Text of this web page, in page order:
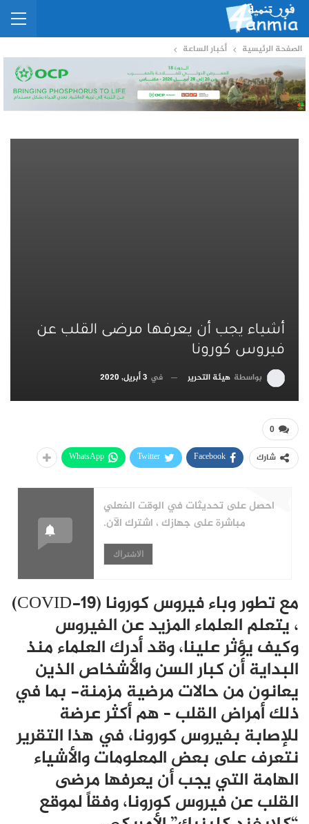
الصفحة الرئيسية أخبار الساعة
أشياء يجب أن يعرفها مرضى القلب عن
فيروس كورونا
بواسطة هيئة التحرير في 3 أبريل, 2020
0
شارك Facebook
Twitter
WhatsApp
احصل على تحديثات في الوقت الفعلي
مباشرة على جهازك ، اشترك الآن.
الاشتراك
مع تطور وباء فيروس كورونا (COVID-19)
، يتعلم العلماء المزيد عن الفيروس
وكيف يؤثر علينا، وقد أدرك العلماء منذ
البداية أن كبار السن والأشخاص الذين
يعانون من حالات مرضية مزمنة- بما في
ذلك أمراض القلب – هم أكثر عرضة
للإصابة بفيروس كورونا، في هذا التقرير
نتعرف على بعض المعلومات والأشياء
الهامة التي يجب أن يعرفها مرضى
القلب عن فيروس كورونا، وفقاً لموقع